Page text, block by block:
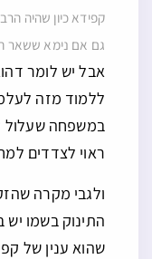
קפידא כיון שהיה
גם אם נימא ששאר
אבל יש לומר
ללמוד מזה
במשפחה שעלול
ראוי לצדדים
ולגבי מקרה
התינוק בשמו יש
שהוא ענין של